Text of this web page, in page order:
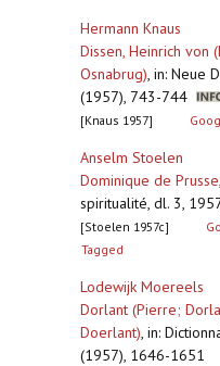
Hermann Knaus
Dissen, Heinrich von
Osnabrug), in: Neue
(1957), 743-744
[Knaus 1957]
Anselm Stoelen
Dominique de Prusse,
spiritualité, dl. 3,
[Stoelen 1957c]
Tagged
Lodewijk Moereels
Dorlant (Pierre;
Doerlant), in:
(1957), 1646-1651